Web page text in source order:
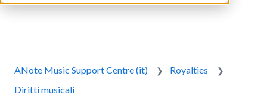
ANote Music Support Centre (it)
Royalties
Diritti musicali